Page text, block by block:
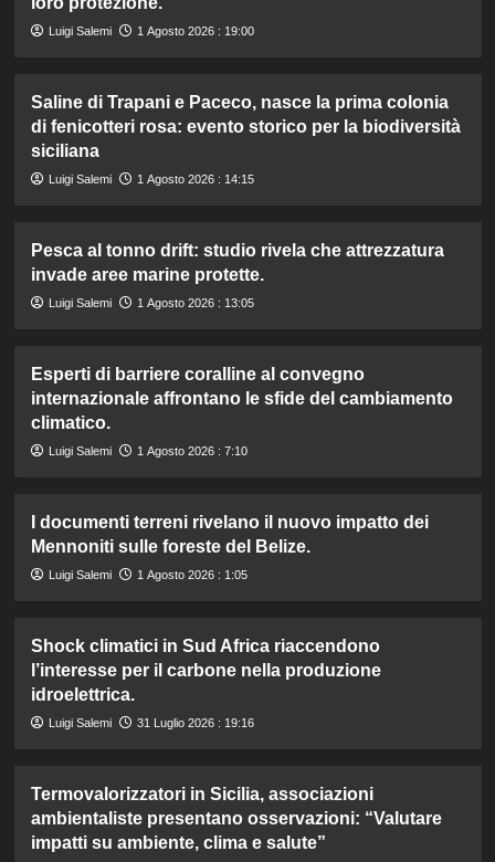
Luigi Salemi 1 Agosto 2026 : 19:00
Saline di Trapani e Paceco, nasce la prima colonia
di fenicotteri rosa: evento storico per la biodiversità
siciliana
Luigi Salemi 1 Agosto 2026 : 14:15
Pesca al tonno drift: studio rivela che attrezzatura
invade aree marine protette.
Luigi Salemi 1 Agosto 2026 : 13:05
Esperti di barriere coralline al convegno
internazionale affrontano le sfide del cambiamento
climatico.
Luigi Salemi 1 Agosto 2026 : 7:10
I documenti terreni rivelano il nuovo impatto dei
Mennoniti sulle foreste del Belize.
Luigi Salemi 1 Agosto 2026 : 1:05
Shock climatici in Sud Africa riaccendono
l’interesse per il carbone nella produzione
idroelettrica.
Luigi Salemi 31 Luglio 2026 : 19:16
Termovalorizzatori in Sicilia, associazioni
ambientaliste presentano osservazioni: “Valutare
impatti su ambiente, clima e salute”